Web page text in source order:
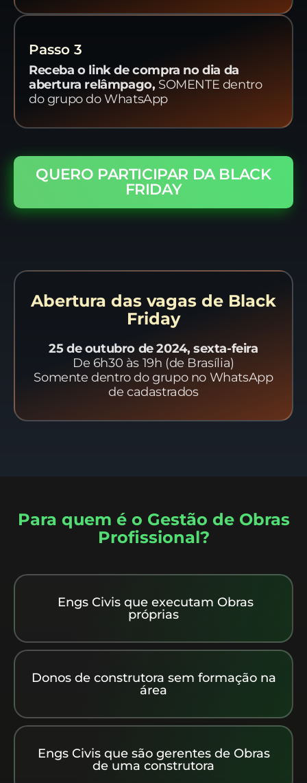
Passo 3
Receba o link de compra no dia da
abertura relâmpago, SOMENTE dentro
do grupo do WhatsApp
QUERO PARTICIPAR DA BLACK
FRIDAY
Abertura das vagas de Black
Friday
25 de outubro de 2024, sexta-feira
De 6h30 às 19h (de Brasília)
Somente dentro do grupo no WhatsApp
de cadastrados
Para quem é o Gestão de Obras
Profissional?
Engs Civis que executam Obras
próprias
Donos de construtora sem formação na
área
Engs Civis que são gerentes de Obras
de uma construtora